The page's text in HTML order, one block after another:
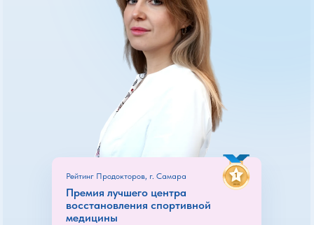
Премия лучшего центра
восстановления спортивной
медицины
Рейтинг Продокторов, г. Самара